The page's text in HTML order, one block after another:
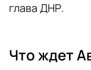
глава ДНР.
Что ждет